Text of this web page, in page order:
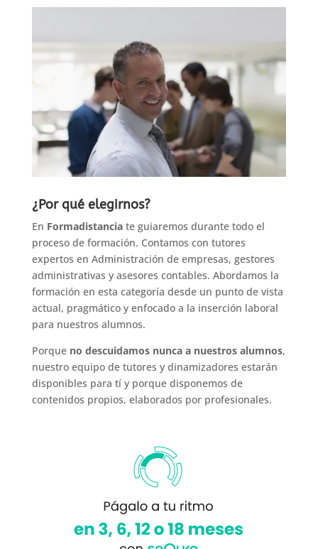
¿Por qué elegirnos?
En Formadistanciate guiaremos durante todo el
proceso de formación. Contamos con tutores
expertos en Administración de empresas, gestores
administrativas y asesores contables. Abordamos la
formación en esta categoría desde un punto de vista
actual, pragmático y enfocado a la inserción laboral
para nuestros alumnos.
Porque no descuidamos nunca a nuestros alumnos,
nuestro equipo de tutores y dinamizadores estarán
disponibles para tí y porque disponemos de
contenidos propios, elaborados por profesionales.